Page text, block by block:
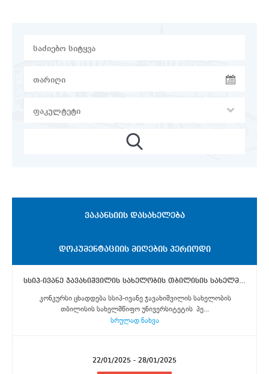
ᲕᲐᲙᲐᲜᲡᲘᲘᲡ ᲓᲐᲡᲐᲮᲔᲚᲔᲑᲐ
ᲓᲝᲙᲣᲛᲔᲜᲢᲐᲪᲘᲘᲡ ᲛᲘᲦᲔᲑᲘᲡ ᲞᲔᲠᲘᲝᲓᲘ
სსიპ-ივანე ჯავახიშვილის სახელობის თბილისის სახელმწიფო უნივერსიტეტი - პერსონალის მართვის დეპარტამენტის უფროსი
კონკურსი ცხადდება სსიპ-ივანე ჯავახიშვილის სახელობის
თბილისის სახელმწიფო უნივერსიტეტის პე...
სრულად ნახვა
22/01/2025 - 28/01/2025